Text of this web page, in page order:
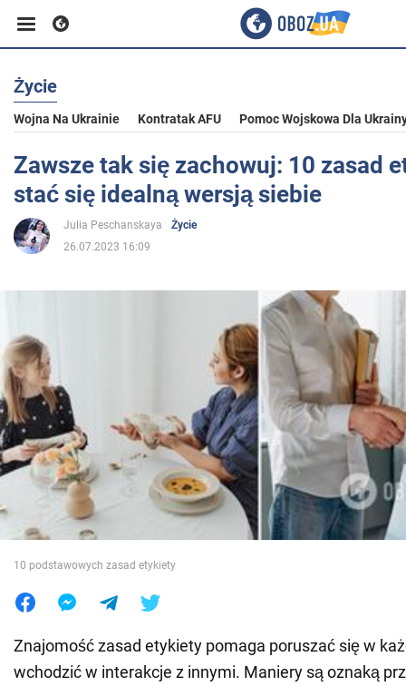
Biznes
Sport
Rozrywka
Polityka
Społeczeństwo
Wojna na Ukrainie
Jedzenie
Życie
Wojna Na Ukrainie Kontratak AFU Pomoc Wojskowa Dla
Zawsze tak się zachowuj: 10 zasad
stać się idealną wersją siebie
Julia Peschanskaya
Życie
26.07.2023 16:09
10 podstawowych zasad etykiety
Znajomość zasad etykiety pomaga poruszać się w
wchodzić w interakcje z innymi. Maniery są oznaką